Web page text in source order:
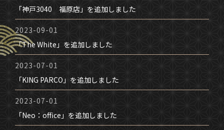
「神戸3040 福原店」を追加しました
2023-09-01
「The White」を追加しました
2023-07-01
「KING PARCO」を追加しました
2023-07-01
「Neo：office」を追加しました